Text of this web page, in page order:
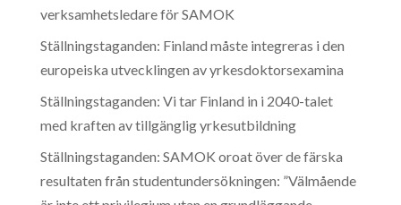
verksamhetsledare för SAMOK
Ställningstaganden: Finland måste integreras i den
europeiska utvecklingen av yrkesdoktorsexamina
Ställningstaganden: Vi tar Finland in i 2040-talet
med kraften av tillgänglig yrkesutbildning
Ställningstaganden: SAMOK oroat över de färska
resultaten från studentundersökningen: ”Välmående